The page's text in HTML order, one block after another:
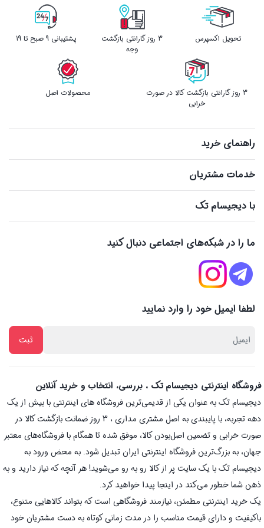
تحویل اکسپرس
3 روز گارانتی بازگشت
وجه
پشتیبانی 9 صبح تا 19
3 روز گارانتی بازگشت کالا در صورت
خرابی
محصولات اصل
راهنمای خرید
خدمات مشتریان
با دیجیسام تک
ما را در شبکه‌های اجتماعی دنبال کنید
لطفا ایمیل خود را وارد نمایید
فروشگاه اینترنتی دیجیسام تک ، بررسی، انتخاب و خرید آنلاین
دیجیسام تک به عنوان یکی از قدیمی‌ترین فروشگاه های اینترنتی با بیش از یک
دهه تجربه، با پایبندی به اصل مشتری مداری ، 3 روز ضمانت بازگشت کالا در
صورت خرابی و تضمین اصل‌بودن کالا، موفق شده تا همگام با فروشگاه‌های معتبر
جهان، به بزرگ‌ترین فروشگاه اینترنتی ایران تبدیل شود. به محض ورود به
دیجیسام تک با یک سایت پر از کالا رو به رو می‌شوید! هر آنچه که نیاز دارید و به
ذهن شما خطور می‌کند در اینجا پیدا خواهید کرد.
یک خرید اینترنتی مطمئن، نیازمند فروشگاهی است که بتواند کالاهایی متنوع،
باکیفیت و دارای قیمت مناسب را در مدت زمانی کوتاه به دست مشتریان خود